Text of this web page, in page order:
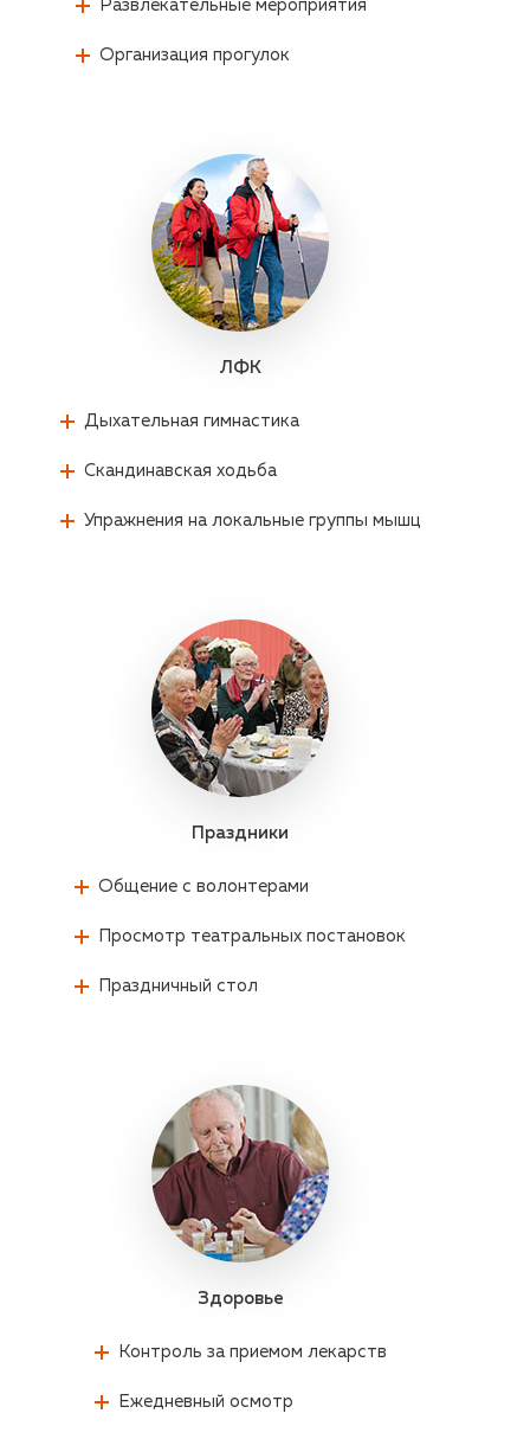
Развлекательные мероприятия
Организация прогулок
ЛФК
Дыхательная гимнастика
Скандинавская ходьба
Упражнения на локальные группы мышц
Праздники
Общение с волонтерами
Просмотр театральных постановок
Праздничный стол
Здоровье
Контроль за приемом лекарств
Ежедневный осмотр